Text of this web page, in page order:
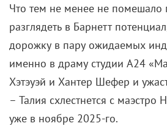
Что тем не менее не помешало
разглядеть в Барнетт
дорожку в пару ожидаемых
именно в драму студии А24
Хэтэуэй и Хантер Шефер и
– Талия схлестнется с
уже в ноябре 2025-го.